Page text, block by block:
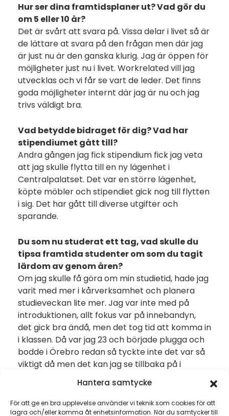
Hantera samtycke
För att ge en bra upplevelse använder vi teknik som cookies för att
lagra och/eller komma åt enhetsinformation. När du samtycker till
Hur ser dina framtidsplaner ut? Vad gör du
om 5 eller 10 år?
Det är svårt att svara på. Vissa delar i livet så är
de lättare at svara på den frågan men där jag
är just nu är den ganska klurig. Jag är öppen för
möjligheter just nu i livet. Workrelated vill jag
utvecklas och vi får se vart de leder. Det finns
goda möjligheter internt där jag är nu och jag
trivs väldigt bra.
Vad betydde bidraget för dig? Vad har
stipendiumet gått till?
Andra gången jag fick stipendium fick jag veta
att jag skulle flytta till en ny lägenhet i
Centralpalatset. Det var en större lägenhet,
köpte möbler och stipendiet gick nog till flytten
i sig. Det har gått till diverse utgifter och
sparande.
Du som nu studerat ett tag, vad skulle du
tipsa framtida studenter om som du tagit
lärdom av genom åren?
Om jag skulle få göra om min studietid, hade jag
varit med mer i kårverksamhet och planera
studieveckan lite mer. Jag var inte med på
introduktionen, allt fokus var på innebandyn,
det gick bra ändå, men det tog tid att komma in
i klassen. Då var jag 23 och började plugga och
bodde i Örebro redan så tyckte inte det var så
viktigt då men det kan jag se tillbaka på i